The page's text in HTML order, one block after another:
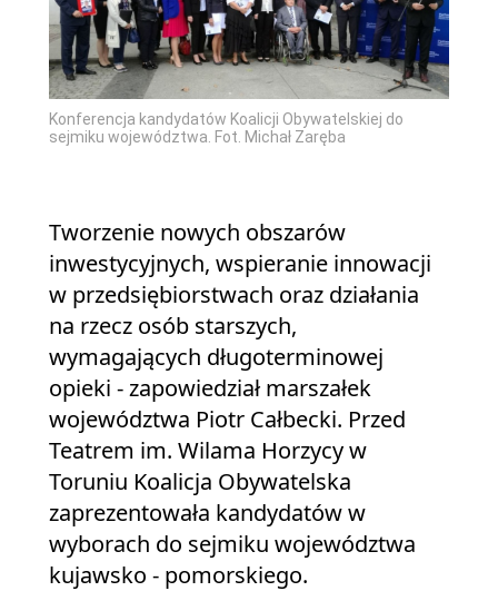
Konferencja kandydatów Koalicji Obywatelskiej do
sejmiku województwa. Fot. Michał Zaręba
Tworzenie nowych obszarów
inwestycyjnych, wspieranie innowacji
w przedsiębiorstwach oraz działania
na rzecz osób starszych,
wymagających długoterminowej
opieki - zapowiedział marszałek
województwa Piotr Całbecki. Przed
Teatrem im. Wilama Horzycy w
Toruniu Koalicja Obywatelska
zaprezentowała kandydatów w
wyborach do sejmiku województwa
kujawsko - pomorskiego.